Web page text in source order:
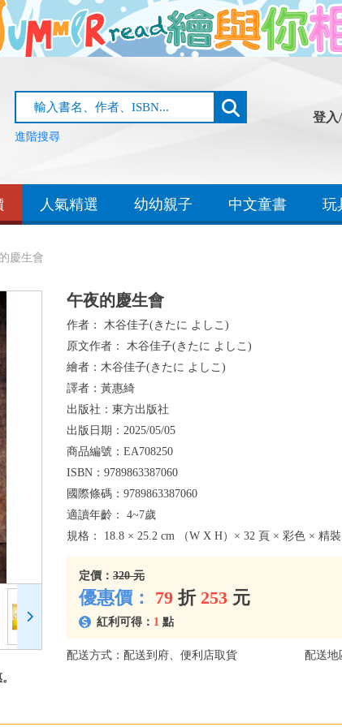
進階搜尋
登入
人氣精選 幼幼親子 中文童書 玩
慶生會
午夜的慶生會
作者： 木谷佳子(きたに よしこ)
原文作者： 木谷佳子(きたに よしこ)
繪者： 木谷佳子(きたに よしこ)
譯者： 黃惠綺
出版社： 東方出版社
出版日期： 2025/05/05
商品編號： EA708250
ISBN： 9789863387060
國際條碼： 9789863387060
適讀年齡： 4~7歲
規格： 18.8 × 25.2 cm （W X H）× 32 頁 × 彩色 × 精
定價： 320 元
優惠價： 79 折 253 元
紅利可得： 1 點
配送方式：配送到府、便利店取貨 配送地